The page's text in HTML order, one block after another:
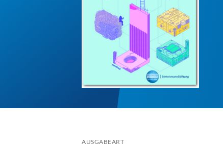
AUSGABEART